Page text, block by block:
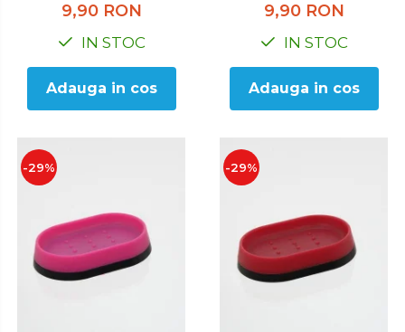
9,90 RON
IN STOC
Adauga in cos
9,90 RON
IN STOC
Adauga in cos
-29% -29%